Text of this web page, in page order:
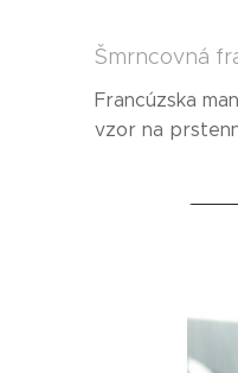
Šmrncovná
Francúzska
vzor na